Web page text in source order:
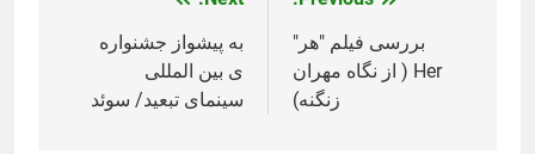
نوشتهبررسی فیلم ″هر″
Her ( از نگاه مهران
زنگنه)
به پیشواز جشنواره
ی بین المللی
سینمای تبعید/ سوئد